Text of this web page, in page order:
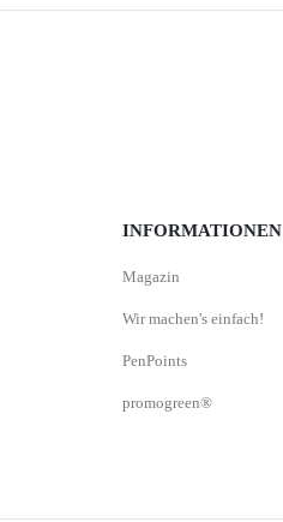
INFORMATIONEN
Magazin
Wir machen's einfach!
PenPoints
promogreen®